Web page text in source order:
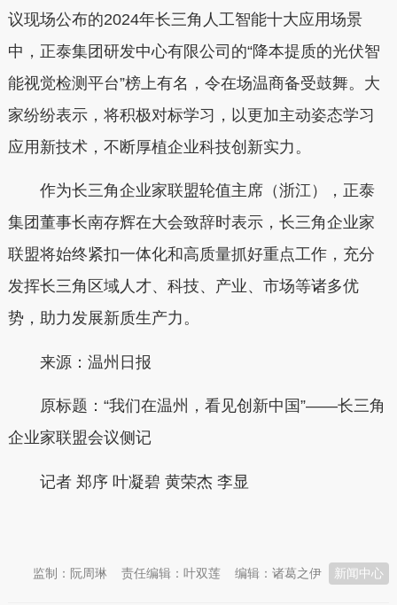
议现场公布的2024年长三角人工智能十大应用场景
中，正泰集团研发中心有限公司的“降本提质的光伏智
能视觉检测平台”榜上有名，令在场温商备受鼓舞。大
家纷纷表示，将积极对标学习，以更加主动姿态学习
应用新技术，不断厚植企业科技创新实力。
作为长三角企业家联盟轮值主席（浙江），正泰
集团董事长南存辉在大会致辞时表示，长三角企业家
联盟将始终紧扣一体化和高质量抓好重点工作，充分
发挥长三角区域人才、科技、产业、市场等诸多优
势，助力发展新质生产力。
来源：温州日报
原标题：“我们在温州，看见创新中国”——长三角
企业家联盟会议侧记
记者 郑序 叶凝碧 黄荣杰 李显
新闻中心
编辑：诸葛之伊
责任编辑：叶双莲
监制：阮周琳